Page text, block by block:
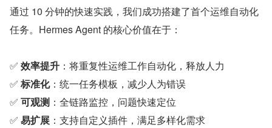
通过 10 分钟的快速实践，我们成功搭建了首个运维自动化
任务。Hermes Agent 的核心价值在于：
✅ 效率提升 ：将重复性运维工作自动化，释放人力
✅ 标准化：统一任务模板，减少人为错误
✅ 可观测 ：全链路监控，问题快速定位
✅ 易扩展 ：支持自定义插件，满足多样化需求